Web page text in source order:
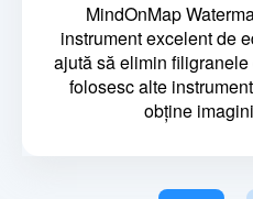
MindOnMap
instrument excelent de
ajută să elimin
folosesc alte
obține